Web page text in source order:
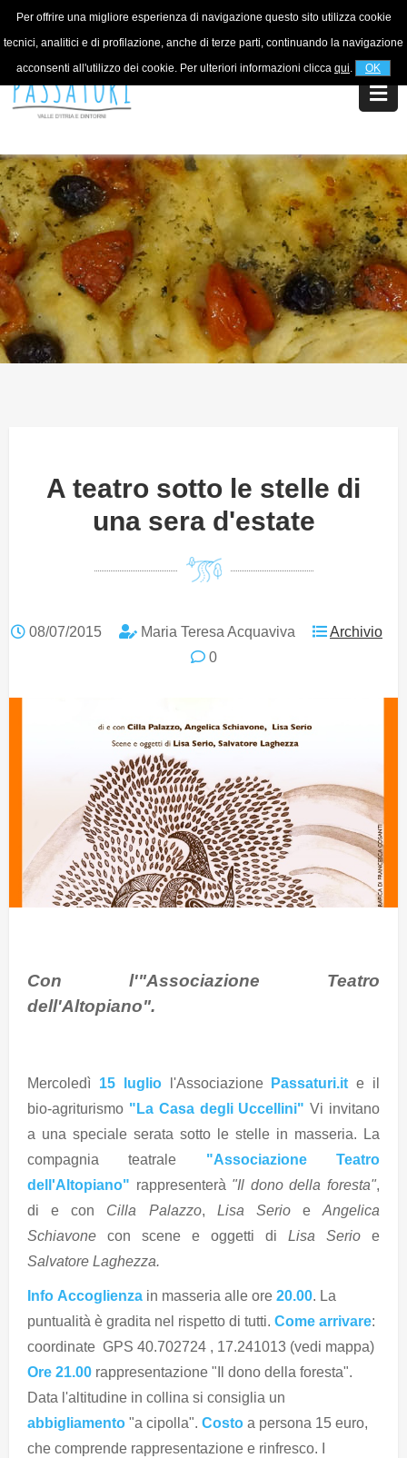
Per offrire una migliore esperienza di navigazione questo sito utilizza cookie
tecnici, analitici e di profilazione, anche di terze parti, continuando la navigazione
acconsenti all'utilizzo dei cookie. Per ulteriori informazioni clicca qui. OK
Per informazioni+39 320 5753268
A teatro sotto le stelle di
una sera d'estate
08/07/2015 Maria Teresa Acquaviva
Archivio
0
Con l'"Associazione Teatro
dell'Altopiano".
Mercoledì 15 lugliol'Associazione Passaturi.it e il
bio-agriturismo "La Casa degli Uccellini" Vi invitano
a una speciale serata sotto le stelle in masseria. La
compagnia teatrale "Associazione Teatro
dell'Altopiano" rappresenterà "Il dono della foresta",
di e con Cilla Palazzo, Lisa Serioe Angelica
Schiavone
con scene e oggetti di Lisa Serio e
Salvatore Laghezza.
Info Accoglienza in masseria alle ore 20.00. La
puntualità è gradita nel rispetto di tutti. Come arrivare:
coordinate GPS 40.702724 , 17.241013 (vedi mappa)
Ore 21.00 rappresentazione "Il dono della foresta".
Data l'altitudine in collina si consiglia un
abbigliamento "a cipolla". Costo a persona 15 euro,
che comprende rappresentazione e rinfresco. I